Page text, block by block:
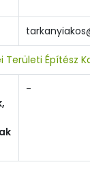
Építész
-